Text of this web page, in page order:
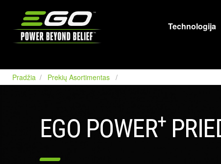
Technologija
Pradžia Prekių Asortimentas
EGO POWER+